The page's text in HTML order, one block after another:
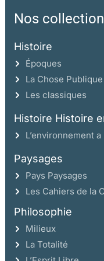
Nos
Histoire
Époques
La Chose Publique
Les classiques
Histoire Histoire
L’environnement
Paysages
Pays Paysages
Les Cahiers de la
Philosophie
Milieux
La Totalité